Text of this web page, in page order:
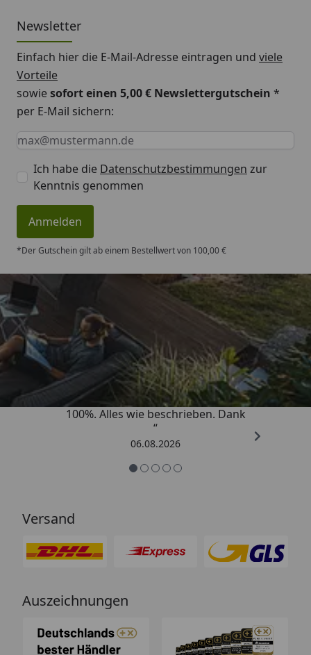
Newsletter
Einfach hier die E-Mail-Adresse eintragen und viele
Vorteile
sowiesofort einen 5,00 € Newslettergutschein *
per E-Mail sichern:
Keine Eingabe erforderlich
Eingabe erforderlich
E-Mail *
Ich habe die Datenschutzbestimmungen zur
Kenntnis genommen
Anmelden
*Der Gutschein gilt ab einem Bestellwert von 100,00 €
Trusted Shops
4,83/ 5
„Super schnell gelifert. Ware passt
100%. Alles wie beschrieben. Dank
“
06.08.2026
Versand
Auszeichnungen